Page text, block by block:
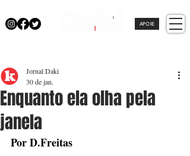
APOIE
Enquanto ela olha pela
janela
Jornal Daki
30 de jan.
Por D.Freitas